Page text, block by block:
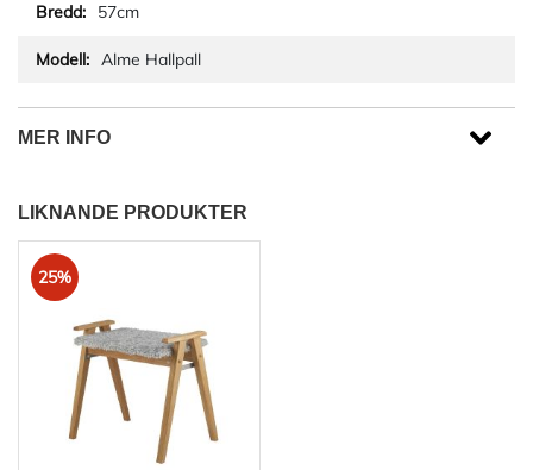
57cm
Alme Hallpall
MER INFO
LIKNANDE PRODUKTER
25%